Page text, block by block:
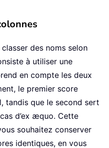
des noms selon
à utiliser une
en compte les deux
le premier score
tandis que le second sert
d’ex æquo. Cette
souhaitez conserver
identiques, en vous